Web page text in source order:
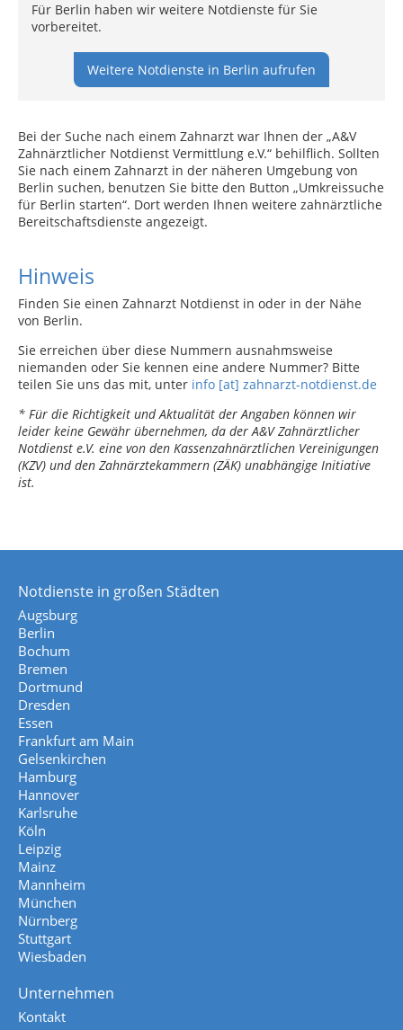
Für Berlin haben wir weitere Notdienste für Sie
vorbereitet.
Weitere Notdienste in Berlin aufrufen
Bei der Suche nach einem Zahnarzt war Ihnen der „A&V
Zahnärztlicher Notdienst Vermittlung e.V.“ behilflich. Sollten
Sie nach einem Zahnarzt in der näheren Umgebung von
Berlin suchen, benutzen Sie bitte den Button „Umkreissuche
für Berlin starten“. Dort werden Ihnen weitere zahnärztliche
Bereitschaftsdienste angezeigt.
Hinweis
Finden Sie einen Zahnarzt Notdienst in oder in der Nähe
von Berlin.
Sie erreichen über diese Nummern ausnahmsweise
niemanden oder Sie kennen eine andere Nummer? Bitte
teilen Sie uns das mit, unter info [at] zahnarzt-notdienst.de
* Für die Richtigkeit und Aktualität der Angaben können wir
leider keine Gewähr übernehmen, da der A&V Zahnärztlicher
Notdienst e.V. eine von den Kassenzahnärztlichen Vereinigungen
(KZV) und den Zahnärztekammern (ZÄK) unabhängige Initiative
ist.
Notdienste in großen Städten
Augsburg
Berlin
Bochum
Bremen
Dortmund
Dresden
Essen
Frankfurt am Main
Gelsenkirchen
Hamburg
Hannover
Karlsruhe
Köln
Leipzig
Mainz
Mannheim
München
Nürnberg
Stuttgart
Wiesbaden
Unternehmen
Kontakt